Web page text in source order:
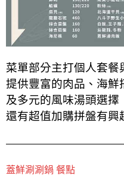
菜單部分主打個人套餐
提供豐富的肉品、海鮮
及多元的風味湯頭選擇
還有超值加購拼盤有興
蓋鮮涮涮鍋 餐點